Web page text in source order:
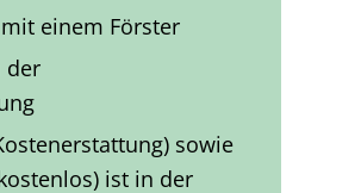
einem Förster
der
sowie
ist in der